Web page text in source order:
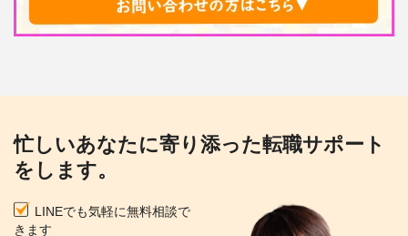
忙しいあなたに寄り添った転職サポート
をします。
LINEでも気軽に無料相談で
きます